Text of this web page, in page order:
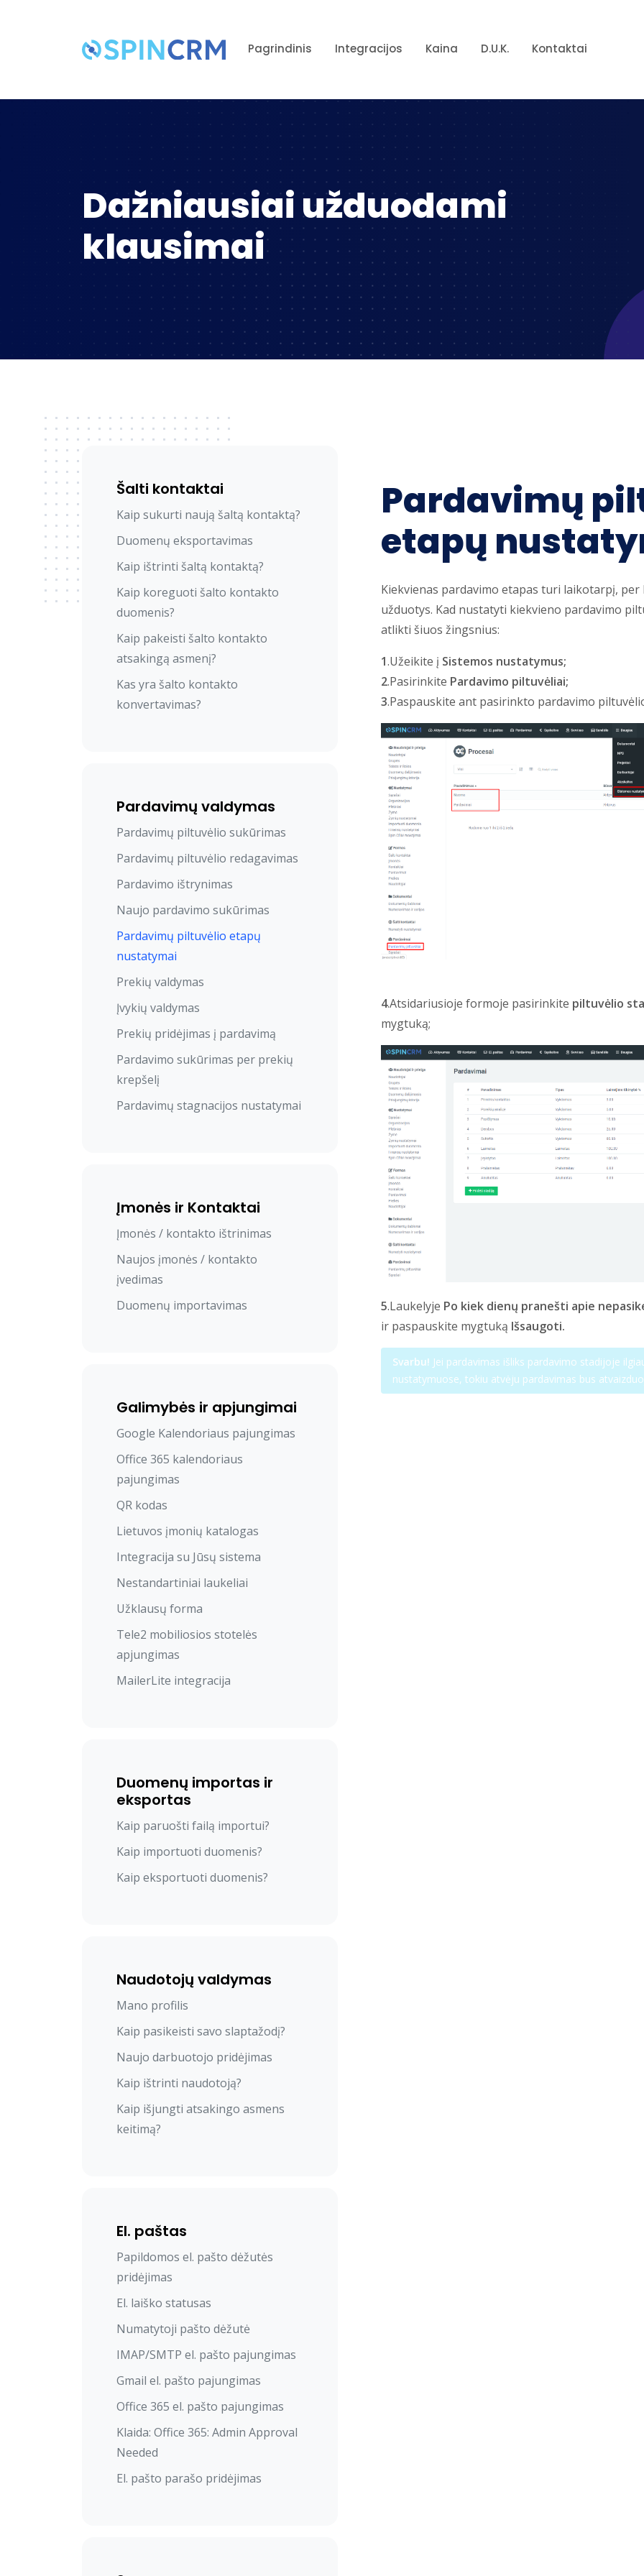
Pagrindinis Integracijos Kaina D.U.K. Kontaktai
Dažniausiai užduodami
klausimai
Šalti kontaktai
Kaip sukurti naują šaltą kontaktą?
Duomenų eksportavimas
Kaip ištrinti šaltą kontaktą?
Kaip koreguoti šalto kontakto
duomenis?
Kaip pakeisti šalto kontakto
atsakingą asmenį?
Kas yra šalto kontakto
konvertavimas?
Pardavimų valdymas
Pardavimų piltuvėlio sukūrimas
Pardavimų piltuvėlio redagavimas
Pardavimo ištrynimas
Naujo pardavimo sukūrimas
Pardavimų piltuvėlio etapų
nustatymai
Prekių valdymas
Įvykių valdymas
Prekių pridėjimas į pardavimą
Pardavimo sukūrimas per prekių
krepšelį
Pardavimų stagnacijos nustatymai
Įmonės ir Kontaktai
Įmonės / kontakto ištrinimas
Naujos įmonės / kontakto
įvedimas
Duomenų importavimas
Galimybės ir apjungimai
Google Kalendoriaus pajungimas
Office 365 kalendoriaus
pajungimas
QR kodas
Lietuvos įmonių katalogas
Integracija su Jūsų sistema
Nestandartiniai laukeliai
Užklausų forma
Tele2 mobiliosios stotelės
apjungimas
MailerLite integracija
Duomenų importas ir
eksportas
Kaip paruošti failą importui?
Kaip importuoti duomenis?
Kaip eksportuoti duomenis?
Naudotojų valdymas
Mano profilis
Kaip pasikeisti savo slaptažodį?
Naujo darbuotojo pridėjimas
Kaip ištrinti naudotoją?
Kaip išjungti atsakingo asmens
keitimą?
El. paštas
Papildomos el. pašto dėžutės
pridėjimas
El. laiško statusas
Numatytoji pašto dėžutė
IMAP/SMTP el. pašto pajungimas
Gmail el. pašto pajungimas
Office 365 el. pašto pajungimas
Klaida: Office 365: Admin Approval
Needed
El. pašto parašo pridėjimas
Pardavimų
etapų
Kiekvienas pardavimo etapas turi laikotarpį,
užduotys. Kad nustatyti kiekvieno pardavimo
atlikti šiuos žingsnius:
1.Užeikite į Sistemos nustatymus;
2.Pasirinkite Pardavimo piltuvėliai;
3.Paspauskite ant pasirinkto pardavimo
4.Atsidariusioje formoje pasirinkite piltuvėlio
mygtuką;
5.Laukelyje Po kiek dienų pranešti apie
ir paspauskite mygtuką Išsaugoti.
Svarbu! Jei pardavimas išliks pardavimo stadijoje
nustatymuose, tokiu atvėju pardavimas bus